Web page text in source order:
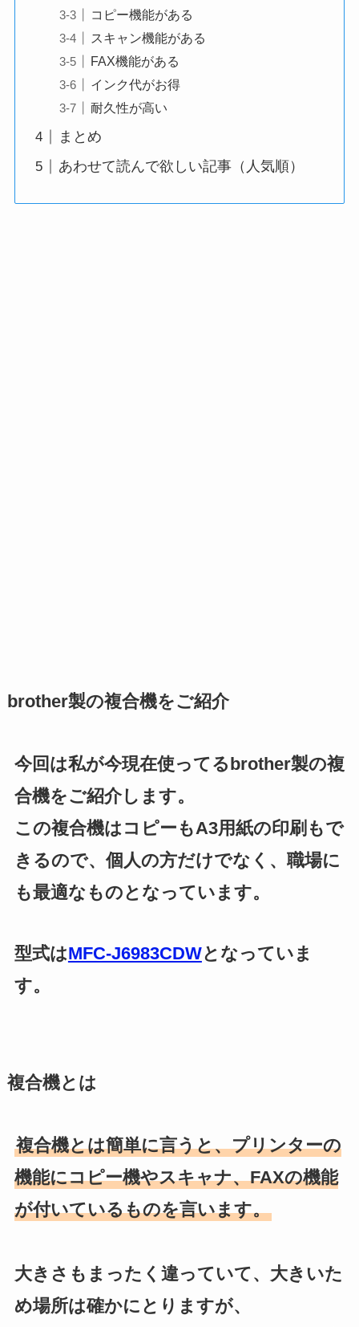
コピー機能がある
スキャン機能がある
FAX機能がある
インク代がお得
耐久性が高い
まとめ
あわせて読んで欲しい記事（人気順）
brother製の複合機をご紹介
今回は私が今現在使ってるbrother製の複
合機をご紹介します。
この複合機はコピーもA3用紙の印刷もで
きるので、個人の方だけでなく、職場に
も最適なものとなっています。
型式はMFC-J6983CDWとなっていま
す。
複合機とは
複合機とは簡単に言うと、プリンターの
機能にコピー機やスキャナ、FAXの機能
が付いているものを言います。
大きさもまったく違っていて、大きいた
め場所は確かにとりますが、